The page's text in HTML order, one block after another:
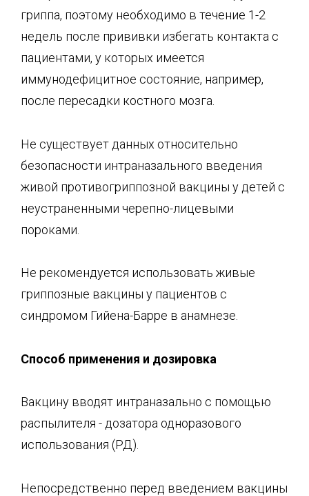
гриппа, поэтому необходимо в течение 1-2
недель после прививки избегать контакта с
пациентами, у которых имеется
иммунодефицитное состояние, например,
после пересадки костного мозга.
Не существует данных относительно
безопасности интраназального введения
живой противогриппозной вакцины у детей с
неустраненными черепно-лицевыми
пороками.
Не рекомендуется использовать живые
гриппозные вакцины у пациентов с
синдромом Гийена-Барре в анамнезе.
Способ применения и дозировка
Вакцину вводят интраназально с помощью
распылителя - дозатора одноразового
использования (РД).
Непосредственно перед введением вакцины